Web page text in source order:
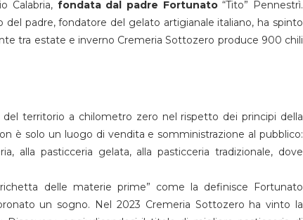
Calabria,fondata dal padre Fortunato“Tito” Pennestrì.
padre, fondatore del gelato artigianale italiano, ha spinto
tra estate e inverno Cremeria Sottozero produce 900 chili
territorio a chilometro zero nel rispetto dei principi della
è solo un luogo di vendita e somministrazione al pubblico:
alla pasticceria gelata, alla pasticceria tradizionale, dove
delle materie prime” come la definisce Fortunato
un sogno. Nel 2023 Cremeria Sottozero ha vinto la